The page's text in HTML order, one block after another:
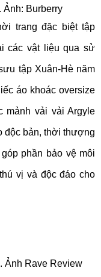
Ảnh: Burberry
trang đặc biệt tập
các vật liệu qua sử
tập Xuân-Hè năm
áo khoác oversize
mảnh vải vải Argyle
độc bản, thời thượng
phần bảo vệ môi
vị và độc đáo cho
Ảnh Rave Review